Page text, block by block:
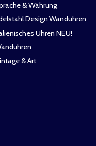
& Währung
Design Wanduhren
Uhren NEU!
& Art